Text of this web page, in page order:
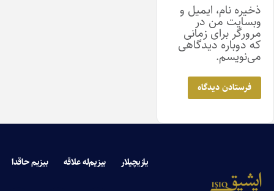
ذخیره نام، ایمیل و
وبسایت من در
مرورگر برای زمانی
که دوباره دیدگاهی
می‌نویسم.
یازیچیلار بیزیم‌له علاقه بیزیم حاقدا